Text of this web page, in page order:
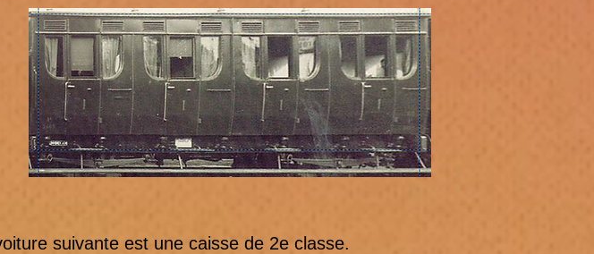
suivante est une caisse de 2e classe.